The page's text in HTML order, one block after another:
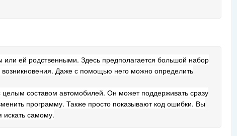
ей родственными. Здесь предполагается большой набор
Даже с помощью него можно определить
составом автомобилей. Он может поддерживать сразу
программу. Также просто показывают код ошибки. Вы
искать самому.